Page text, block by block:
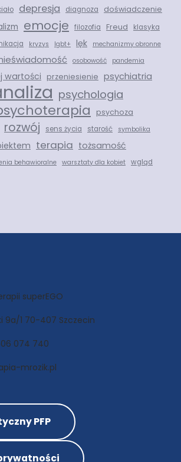
depresja diagnoza doświadczenie
emocje filozofia Freud klasyka
kryzys lgbt+ lęk
mechanizmy obronne
osobowość pandemia
wartości przeniesienie psychiatria
psychologia
psychoza
rozwój sens życia starość symbolika
terapia tożsamość
behawioralne warsztaty dla kobiet wgląd
superEGO
9a/1 70-407 Szczecin
074 740
mrozik.pl
PFP